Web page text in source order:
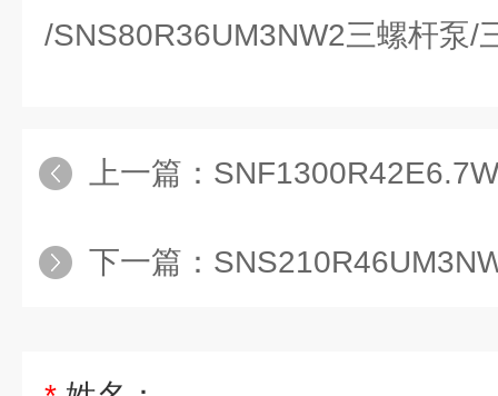
/SNS80R36UM3NW2三螺杆泵/
上一篇：
下一篇：